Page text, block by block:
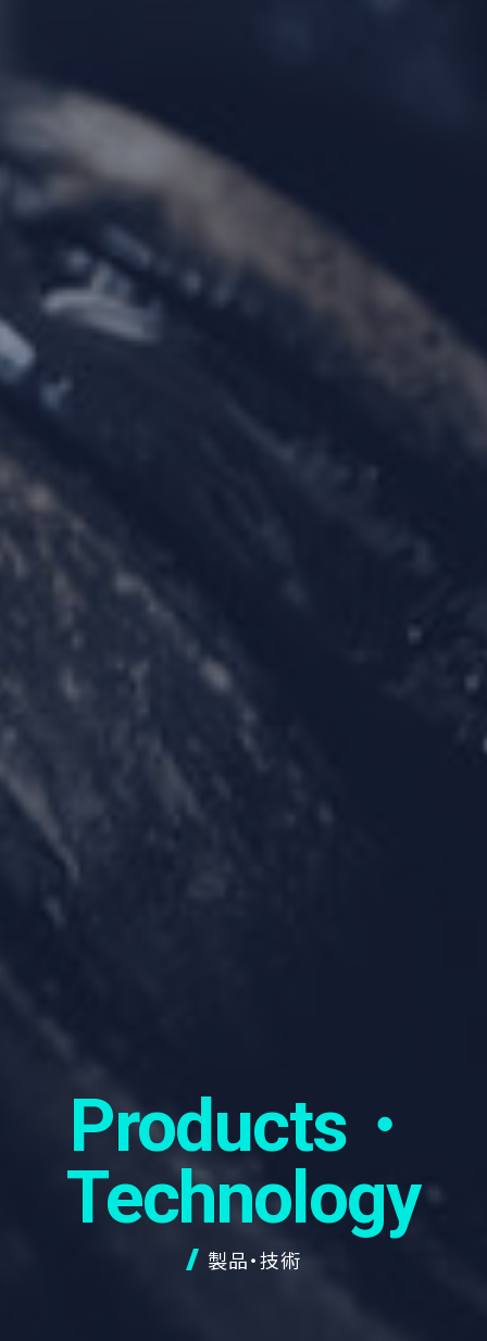
Products・
Technology
製品・技術